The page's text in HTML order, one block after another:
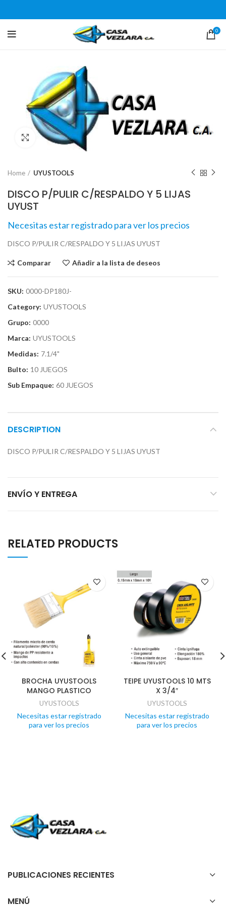
0
Click para agrandar
Home UYUSTOOLS
DISCO P/PULIR C/RESPALDO Y 5 LIJAS
UYUST
Necesitas estar registrado para ver los precios
DISCO P/PULIR C/RESPALDO Y 5 LIJAS UYUST
Comparar Añadir a la lista de deseos
SKU: 0000-DP180J-
Category: UYUSTOOLS
Grupo: 0000
Marca: UYUSTOOLS
Medidas: 7.1/4"
Bulto: 10 JUEGOS
Sub Empaque: 60 JUEGOS
DESCRIPTION
DISCO P/PULIR C/RESPALDO Y 5 LIJAS UYUST
ENVÍO Y ENTREGA
RELATED PRODUCTS
BROCHA UYUSTOOLS
MANGO PLASTICO
UYUSTOOLS
Necesitas estar registrado
para ver los precios
TEIPE UYUSTOOLS 10 MTS
X 3/4″
UYUSTOOLS
Necesitas estar registrado
para ver los precios
PUBLICACIONES RECIENTES
MENÚ